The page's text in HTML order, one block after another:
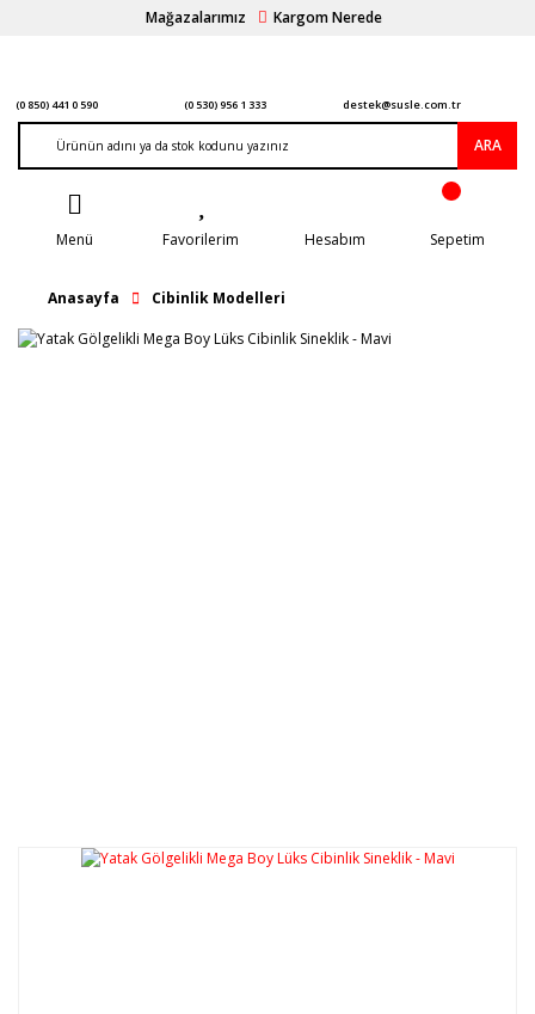
Mağazalarımız Kargom Nerede
(0 850) 441 0 590 (0 530) 956 1 333 destek@susle.com.tr
ARA
Menü Favorilerim Hesabım Sepetim
Anasayfa Cibinlik Modelleri